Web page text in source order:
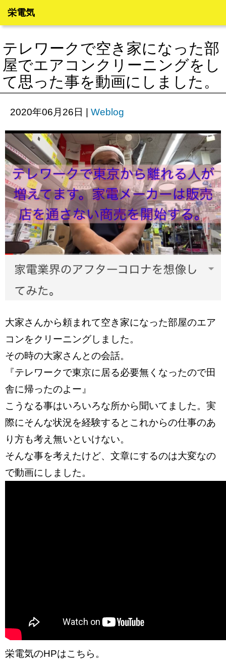
栄電気
テレワークで空き家になった部
屋でエアコンクリーニングをし
て思った事を動画にしました。
2020年06月26日 | Weblog
大家さんから頼まれて空き家になった部屋のエア
コンをクリーニングしました。
その時の大家さんとの会話。
『テレワークで東京に居る必要無くなったので田
舎に帰ったのよー』
こうなる事はいろいろな所から聞いてました。実
際にそんな状況を経験するとこれからの仕事のあ
り方も考え無いといけない。
そんな事を考えたけど、文章にするのは大変なの
で動画にしました。
栄電気のHPはこちら。